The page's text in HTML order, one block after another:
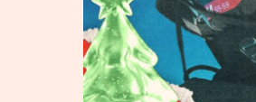
intercom
pour
casque
de